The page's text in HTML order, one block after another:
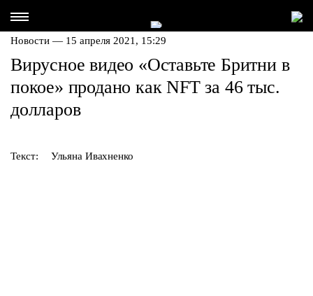
Новости — 15 апреля 2021, 15:29
Вирусное видео «Оставьте Бритни в
покое» продано как NFT за 46 тыс.
долларов
Текст: Ульяна Ивахненко